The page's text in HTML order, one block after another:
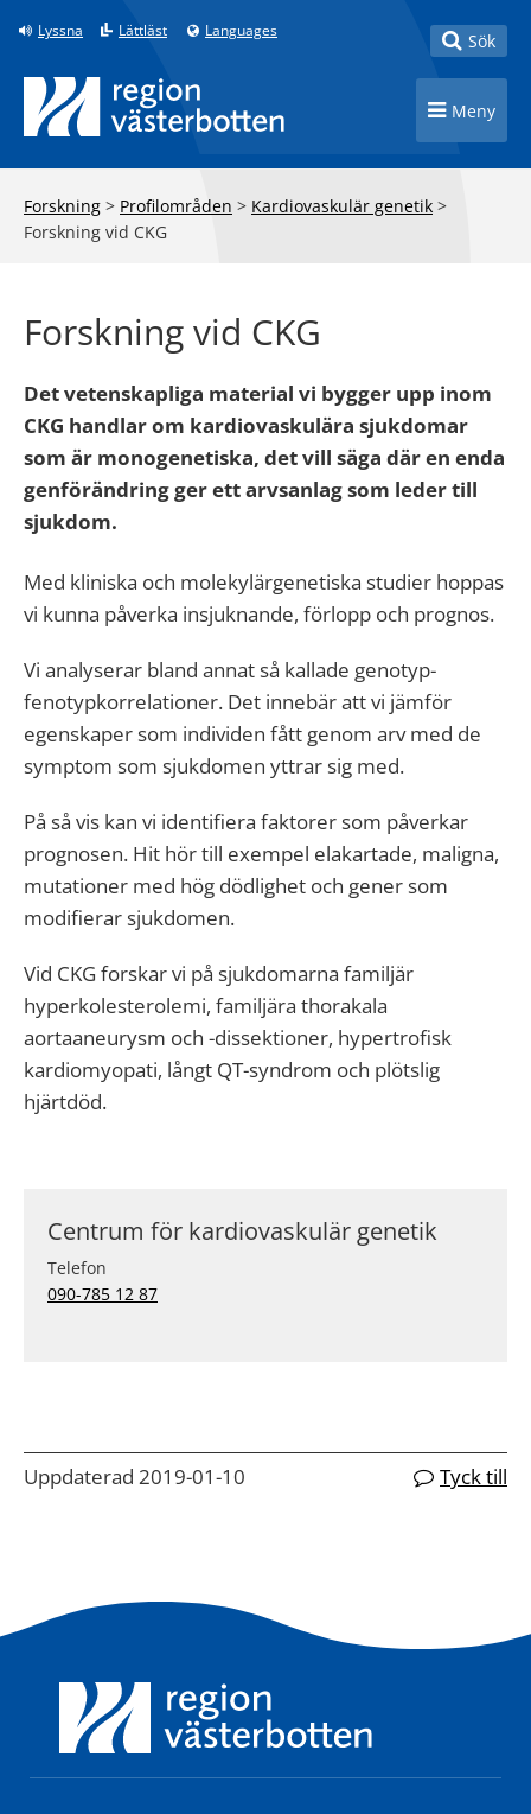
Till innehåll på sidan
Lyssna Lättläst Languages Toggle
Sök
Toggle
Meny
Forskning > Profilområden > Kardiovaskulär genetik >
Forskning vid CKG
Forskning vid CKG
Det vetenskapliga material vi bygger upp inom
CKG handlar om kardiovaskulära sjukdomar
som är monogenetiska, det vill säga där en enda
genförändring ger ett arvsanlag som leder till
sjukdom.
Med kliniska och molekylärgenetiska studier hoppas
vi kunna påverka insjuknande, förlopp och prognos.
Vi analyserar bland annat så kallade genotyp-
fenotypkorrelationer. Det innebär att vi jämför
egenskaper som individen fått genom arv med de
symptom som sjukdomen yttrar sig med.
På så vis kan vi identifiera faktorer som påverkar
prognosen. Hit hör till exempel elakartade, maligna,
mutationer med hög dödlighet och gener som
modifierar sjukdomen.
Vid CKG forskar vi på sjukdomarna familjär
hyperkolesterolemi, familjära thorakala
aortaaneurysm och -dissektioner, hypertrofisk
kardiomyopati, långt QT-syndrom och plötslig
hjärtdöd.
Centrum för kardiovaskulär genetik
Telefon
090-785 12 87
Uppdaterad 2019-01-10 Tyck till